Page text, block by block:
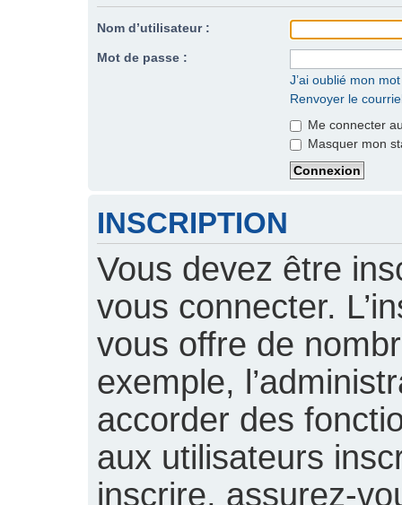
Nom d’utilisateur :
Mot de passe :
J’ai oublié mon
Renvoyer le
Me connecter
Masquer mon
INSCRIPTION
Vous devez être
vous connecter.
vous offre de
exemple,
accorder des
aux utilisateurs
inscrire, assurez-